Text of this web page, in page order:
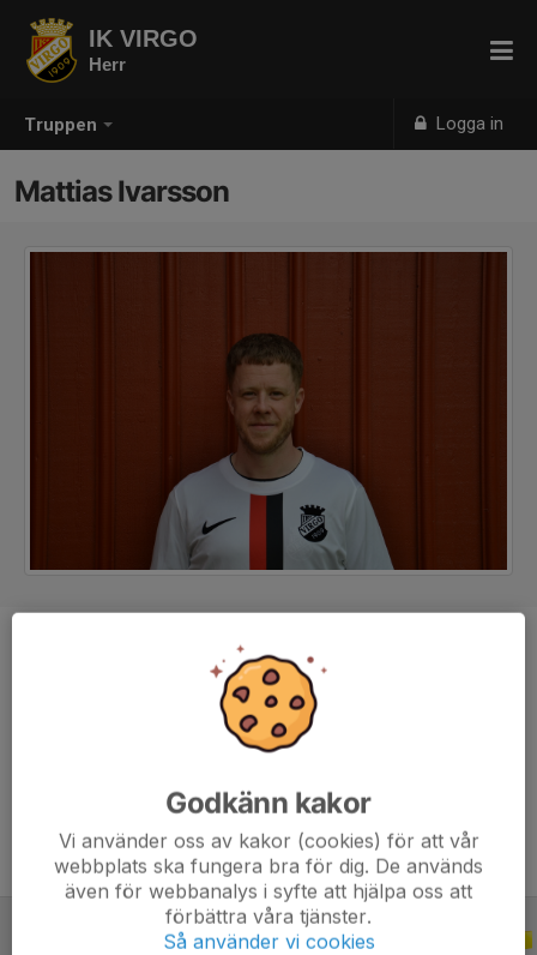
Truppen Logga in
IK VIRGO
Herr
Mattias Ivarsson
Mittfältare
37 år
Skultorps IF, IFK Falköping, Ulvåkers IF,
IFK Skövde, Lerums IS, V Frölunda IF,
TRÄNINGSMATCHER 2018
Godkänn kakor
Vi använder oss av kakor (cookies) för att vår
webbplats ska fungera bra för dig. De används
även för webbanalys i syfte att hjälpa oss att
förbättra våra tjänster.
Så använder vi cookies